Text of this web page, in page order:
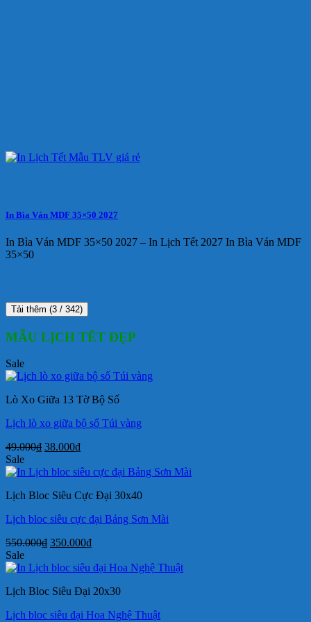
In Bìa Ván MDF 35×50 2027
In Bìa Ván MDF 35×50 2027 – In Lịch Tết 2027 In Bìa Ván MDF
35×50
Tải thêm (3 / 342)
MẪU LỊCH TẾT ĐẸP
Sale
Lò Xo Giữa 13 Tờ Bộ Số
Lịch lò xo giữa bộ số Túi vàng
49.000₫ Giá
là:
38.000₫Giá
tại
38.000₫.
Sale
Lịch Bloc Siêu Cực Đại 30x40
Lịch bloc siêu cực đại Bảng Sơn Mài
550.000₫ Giá
là:
350.000₫Giá
tại
350.000₫.
Sale
Lịch Bloc Siêu Đại 20x30
Lịch bloc siêu đại Hoa Nghệ Thuật